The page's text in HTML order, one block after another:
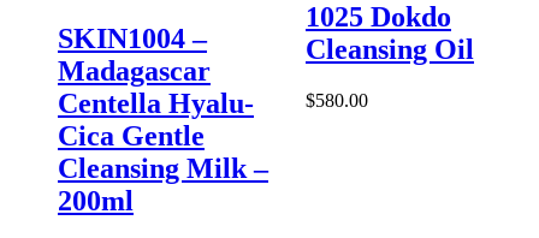
SKIN1004 –
Madagascar
Centella Hyalu-
Cica Gentle
Cleansing Milk –
200ml
1025 Dokdo
Cleansing Oil
$580.00